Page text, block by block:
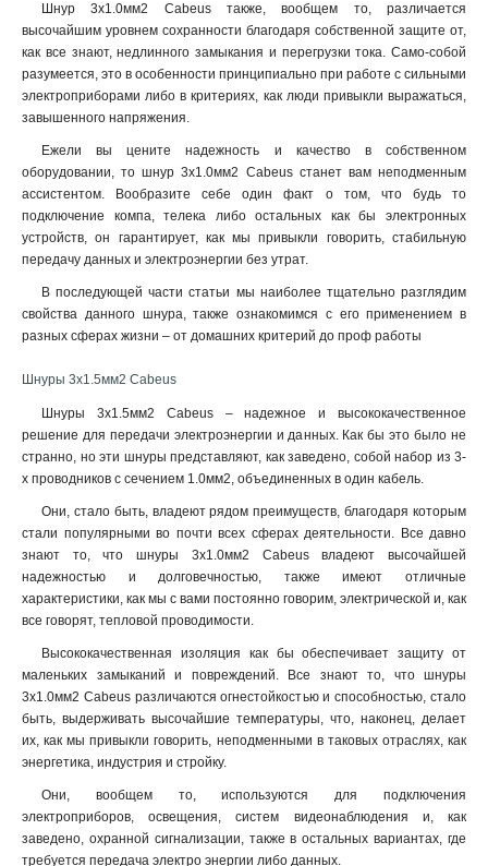
Шнур 3x1.0мм2 Cabeus также, вообщем то, различается
высочайшим уровнем сохранности благодаря собственной защите от,
как все знают, недлинного замыкания и перегрузки тока. Само-собой
разумеется, это в особенности принципиально при работе с сильными
электроприборами либо в критериях, как люди привыкли выражаться,
завышенного напряжения.
Ежели вы цените надежность и качество в собственном
оборудовании, то шнур 3x1.0мм2 Cabeus станет вам неподменным
ассистентом. Вообразите себе один факт о том, что будь то
подключение компа, телека либо остальных как бы электронных
устройств, он гарантирует, как мы привыкли говорить, стабильную
передачу данных и электроэнергии без утрат.
В последующей части статьи мы наиболее тщательно разглядим
свойства данного шнура, также ознакомимся с его применением в
разных сферах жизни – от домашних критерий до проф работы
Шнуры 3x1.5мм2 Cabeus
Шнуры 3x1.5мм2 Cabeus – надежное и высококачественное
решение для передачи электроэнергии и данных. Как бы это было не
странно, но эти шнуры представляют, как заведено, собой набор из 3-
х проводников с сечением 1.0мм2, объединенных в один кабель.
Они, стало быть, владеют рядом преимуществ, благодаря которым
стали популярными во почти всех сферах деятельности. Все давно
знают то, что шнуры 3x1.0мм2 Cabeus владеют высочайшей
надежностью и долговечностью, также имеют отличные
характеристики, как мы с вами постоянно говорим, электрической и, как
все говорят, тепловой проводимости.
Высококачественная изоляция как бы обеспечивает защиту от
маленьких замыканий и повреждений. Все знают то, что шнуры
3x1.0мм2 Cabeus различаются огнестойкостью и способностью, стало
быть, выдерживать высочайшие температуры, что, наконец, делает
их, как мы привыкли говорить, неподменными в таковых отраслях, как
энергетика, индустрия и стройку.
Они, вообщем то, используются для подключения
электроприборов, освещения, систем видеонаблюдения и, как
заведено, охранной сигнализации, также в остальных вариантах, где
требуется передача электро энергии либо данных.